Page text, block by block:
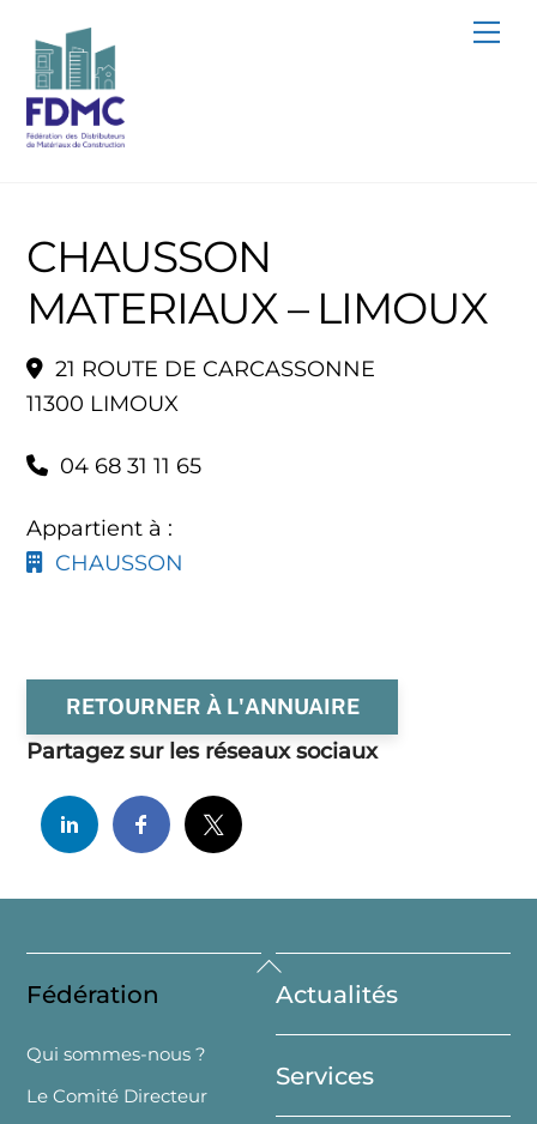
content
CHAUSSON
MATERIAUX – LIMOUX
21 ROUTE DE CARCASSONNE
11300 LIMOUX
04 68 31 11 65
Appartient à :
CHAUSSON
RETOURNER À L'ANNUAIRE
Partagez sur les réseaux sociaux
Back
To
Top
Fédération
Qui sommes-nous ?
Le Comité Directeur
Actualités
Services